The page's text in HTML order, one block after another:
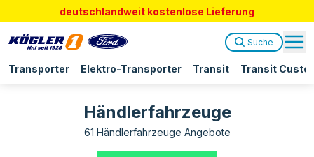
deutschlandweit kostenlose Lieferung
Transporter Elektro-Transporter Transit Transit
Suche
Händlerfahrzeuge
61 Händlerfahrzeuge Angebote